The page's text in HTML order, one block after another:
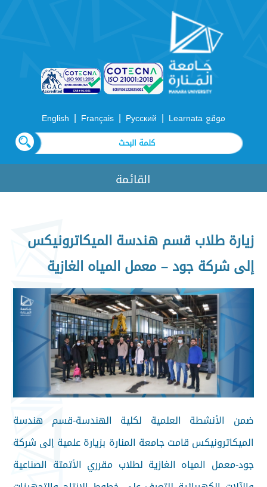
موقع Learnata |
Русский
|
Français
|
English
القائمة
زيارة طلاب قسم هندسة الميكاترونيكس
إلى شركة جود – معمل المياه الغازية
ضمن الأنشطة العلمية لكلية الهندسة-قسم هندسة
الميكاترونيكس قامت جامعة المنارة بزيارة علمية إلى شركة
جود-معمل المياه الغازية لطلاب مقرري الأتمتة الصناعية